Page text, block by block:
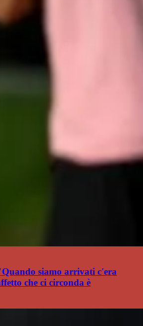
siamo arrivati c'era
che ci circonda è